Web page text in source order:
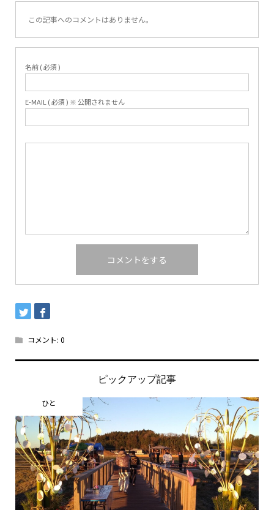
この記事へのコメントはありません。
名前 ( 必須 )
E-MAIL ( 必須 ) ※ 公開されません
コメント: 0
ピックアップ記事
ひと